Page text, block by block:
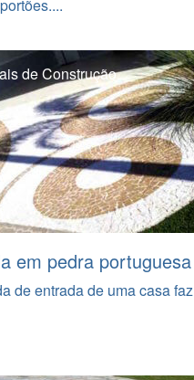
de Construção
em pedra portuguesa
de entrada de uma casa faz